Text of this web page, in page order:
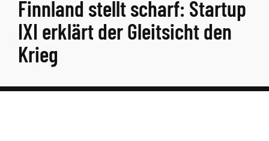
Finnland stellt scharf: Startup
IXI erklärt der Gleitsicht den
Krieg